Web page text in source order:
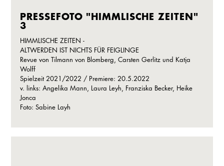
PRESSEFOTO "HIMMLISCHE ZEITEN"
3
HIMMLISCHE ZEITEN -
ALTWERDEN IST NICHTS FÜR FEIGLINGE
Revue von Tilmann von Blomberg, Carsten Gerlitz und Katja
Wolff
Spielzeit 2021/2022 / Premiere: 20.5.2022
v. links: Angelika Mann, Laura Leyh, Franziska Becker, Heike
Jonca
Foto: Sabine Layh